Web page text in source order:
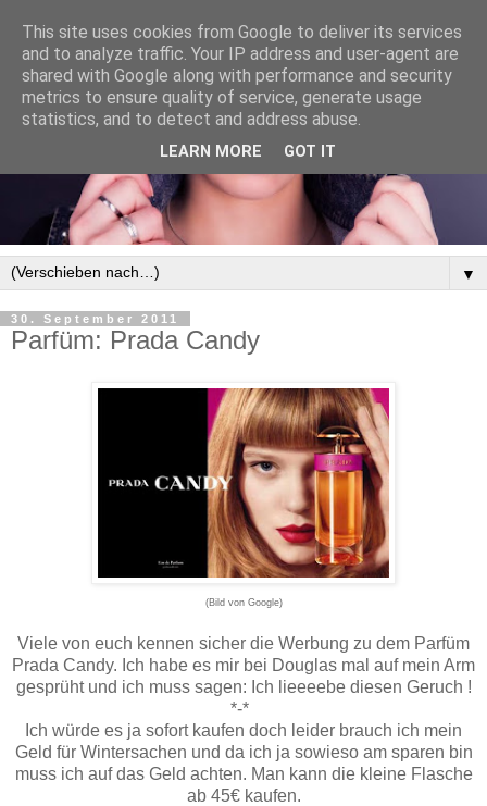
▼
30. September 2011
Parfüm: Prada Candy
(Bild von Google)
Viele von euch kennen sicher die Werbung zu dem Parfüm
Prada Candy. Ich habe es mir bei Douglas mal auf mein Arm
gesprüht und ich muss sagen: Ich lieeeebe diesen Geruch !
*-*
Ich würde es ja sofort kaufen doch leider brauch ich mein
Geld für Wintersachen und da ich ja sowieso am sparen bin
muss ich auf das Geld achten. Man kann die kleine Flasche
ab 45€ kaufen.
This site uses cookies from Google to deliver its services
and to analyze traffic. Your IP address and user-agent are
shared with Google along with performance and security
metrics to ensure quality of service, generate usage
statistics, and to detect and address abuse.
LEARN MORE GOT IT